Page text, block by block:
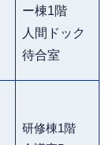
ー棟1階
人間ドック
待合室
研修棟1階